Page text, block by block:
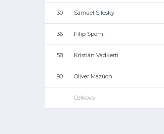
30 Samuel Sileský
36 Filip Sporni
58 Kristián Vadkerti
90 Oliver Mazúch
Celkovo